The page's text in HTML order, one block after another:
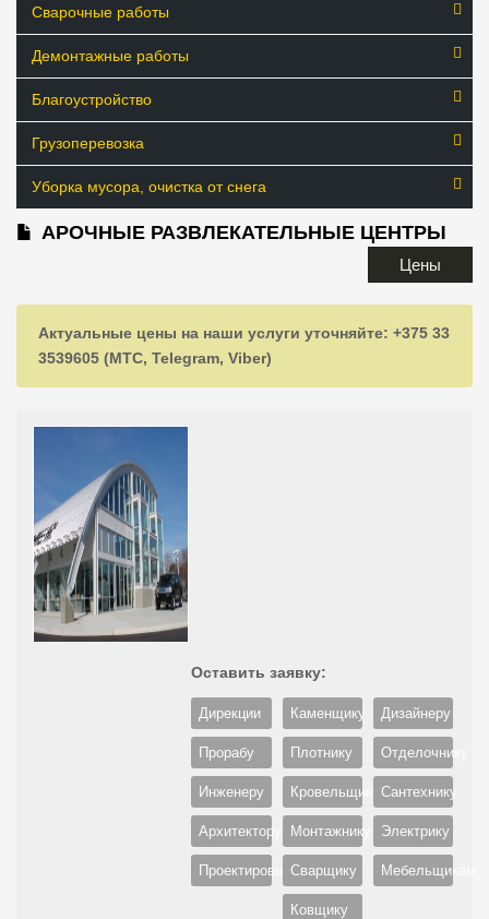
Сварочные работы
Демонтажные работы
Благоустройство
Грузоперевозка
Уборка мусора, очистка от снега
АРОЧНЫЕ РАЗВЛЕКАТЕЛЬНЫЕ ЦЕНТРЫ
Цены
Актуальные цены на наши услуги уточняйте: +375 33
3539605 (МТС, Telegram, Viber)
Оставить заявку:
Дирекции
Прорабу
Инженеру
Архитектору
Проектировщику
Каменщику
Плотнику
Кровельщику
Монтажнику
Сварщику
Ковщику
Дизайнеру
Отделочнику
Сантехнику
Электрику
Мебельщикам